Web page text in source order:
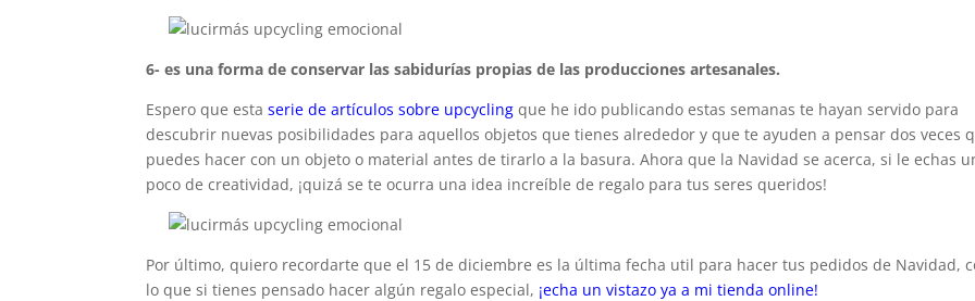
6- es una forma de conservar las sabidurías propias de las producciones artesanales.
Espero que estaserie de artículos sobre upcycling que he ido publicando estas semanas te hayan servido para
descubrir nuevas posibilidades para aquellos objetos que tienes alrededor y que te ayuden a pensar dos veces
puedes hacer con un objeto o material antes de tirarlo a la basura. Ahora que la Navidad se acerca, si le echas
poco de creatividad, ¡quizá se te ocurra una idea increíble de regalo para tus seres queridos!
Por último, quiero recordarte que el 15 de diciembre es la última fecha util para hacer tus pedidos de Navidad,
lo que si tienes pensado hacer algún regalo especial, ¡echa un vistazo ya a mi tienda online!